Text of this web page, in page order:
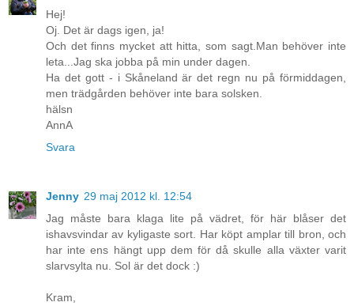
Hej!
Oj. Det är dags igen, ja!
Och det finns mycket att hitta, som sagt.Man behöver inte
leta...Jag ska jobba på min under dagen.
Ha det gott - i Skåneland är det regn nu på förmiddagen,
men trädgården behöver inte bara solsken.
hälsn
AnnA
Svara
Jenny 29 maj 2012 kl. 12:54
Jag måste bara klaga lite på vädret, för här blåser det
ishavsvindar av kyligaste sort. Har köpt amplar till bron, och
har inte ens hängt upp dem för då skulle alla växter varit
slarvsylta nu. Sol är det dock :)
Kram,